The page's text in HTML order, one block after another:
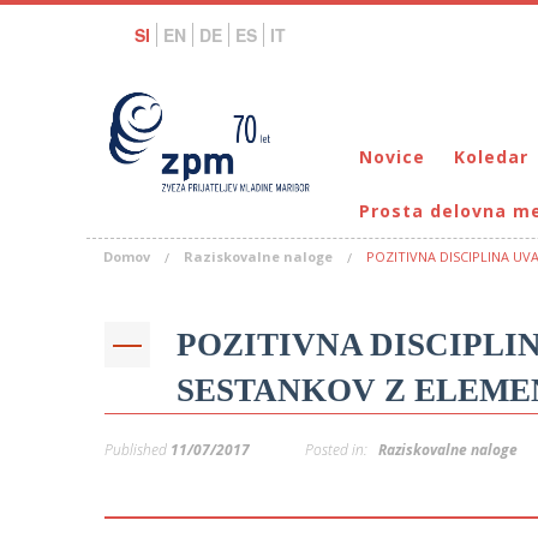
SI EN DE ES IT
Novice Koledar
Prosta delovna
Domov Raziskovalne naloge POZITIVNA DISCIPLINA
POZITIVNA
SESTANKOV Z
Published 11/07/2017 Posted in: Raziskovalne naloge